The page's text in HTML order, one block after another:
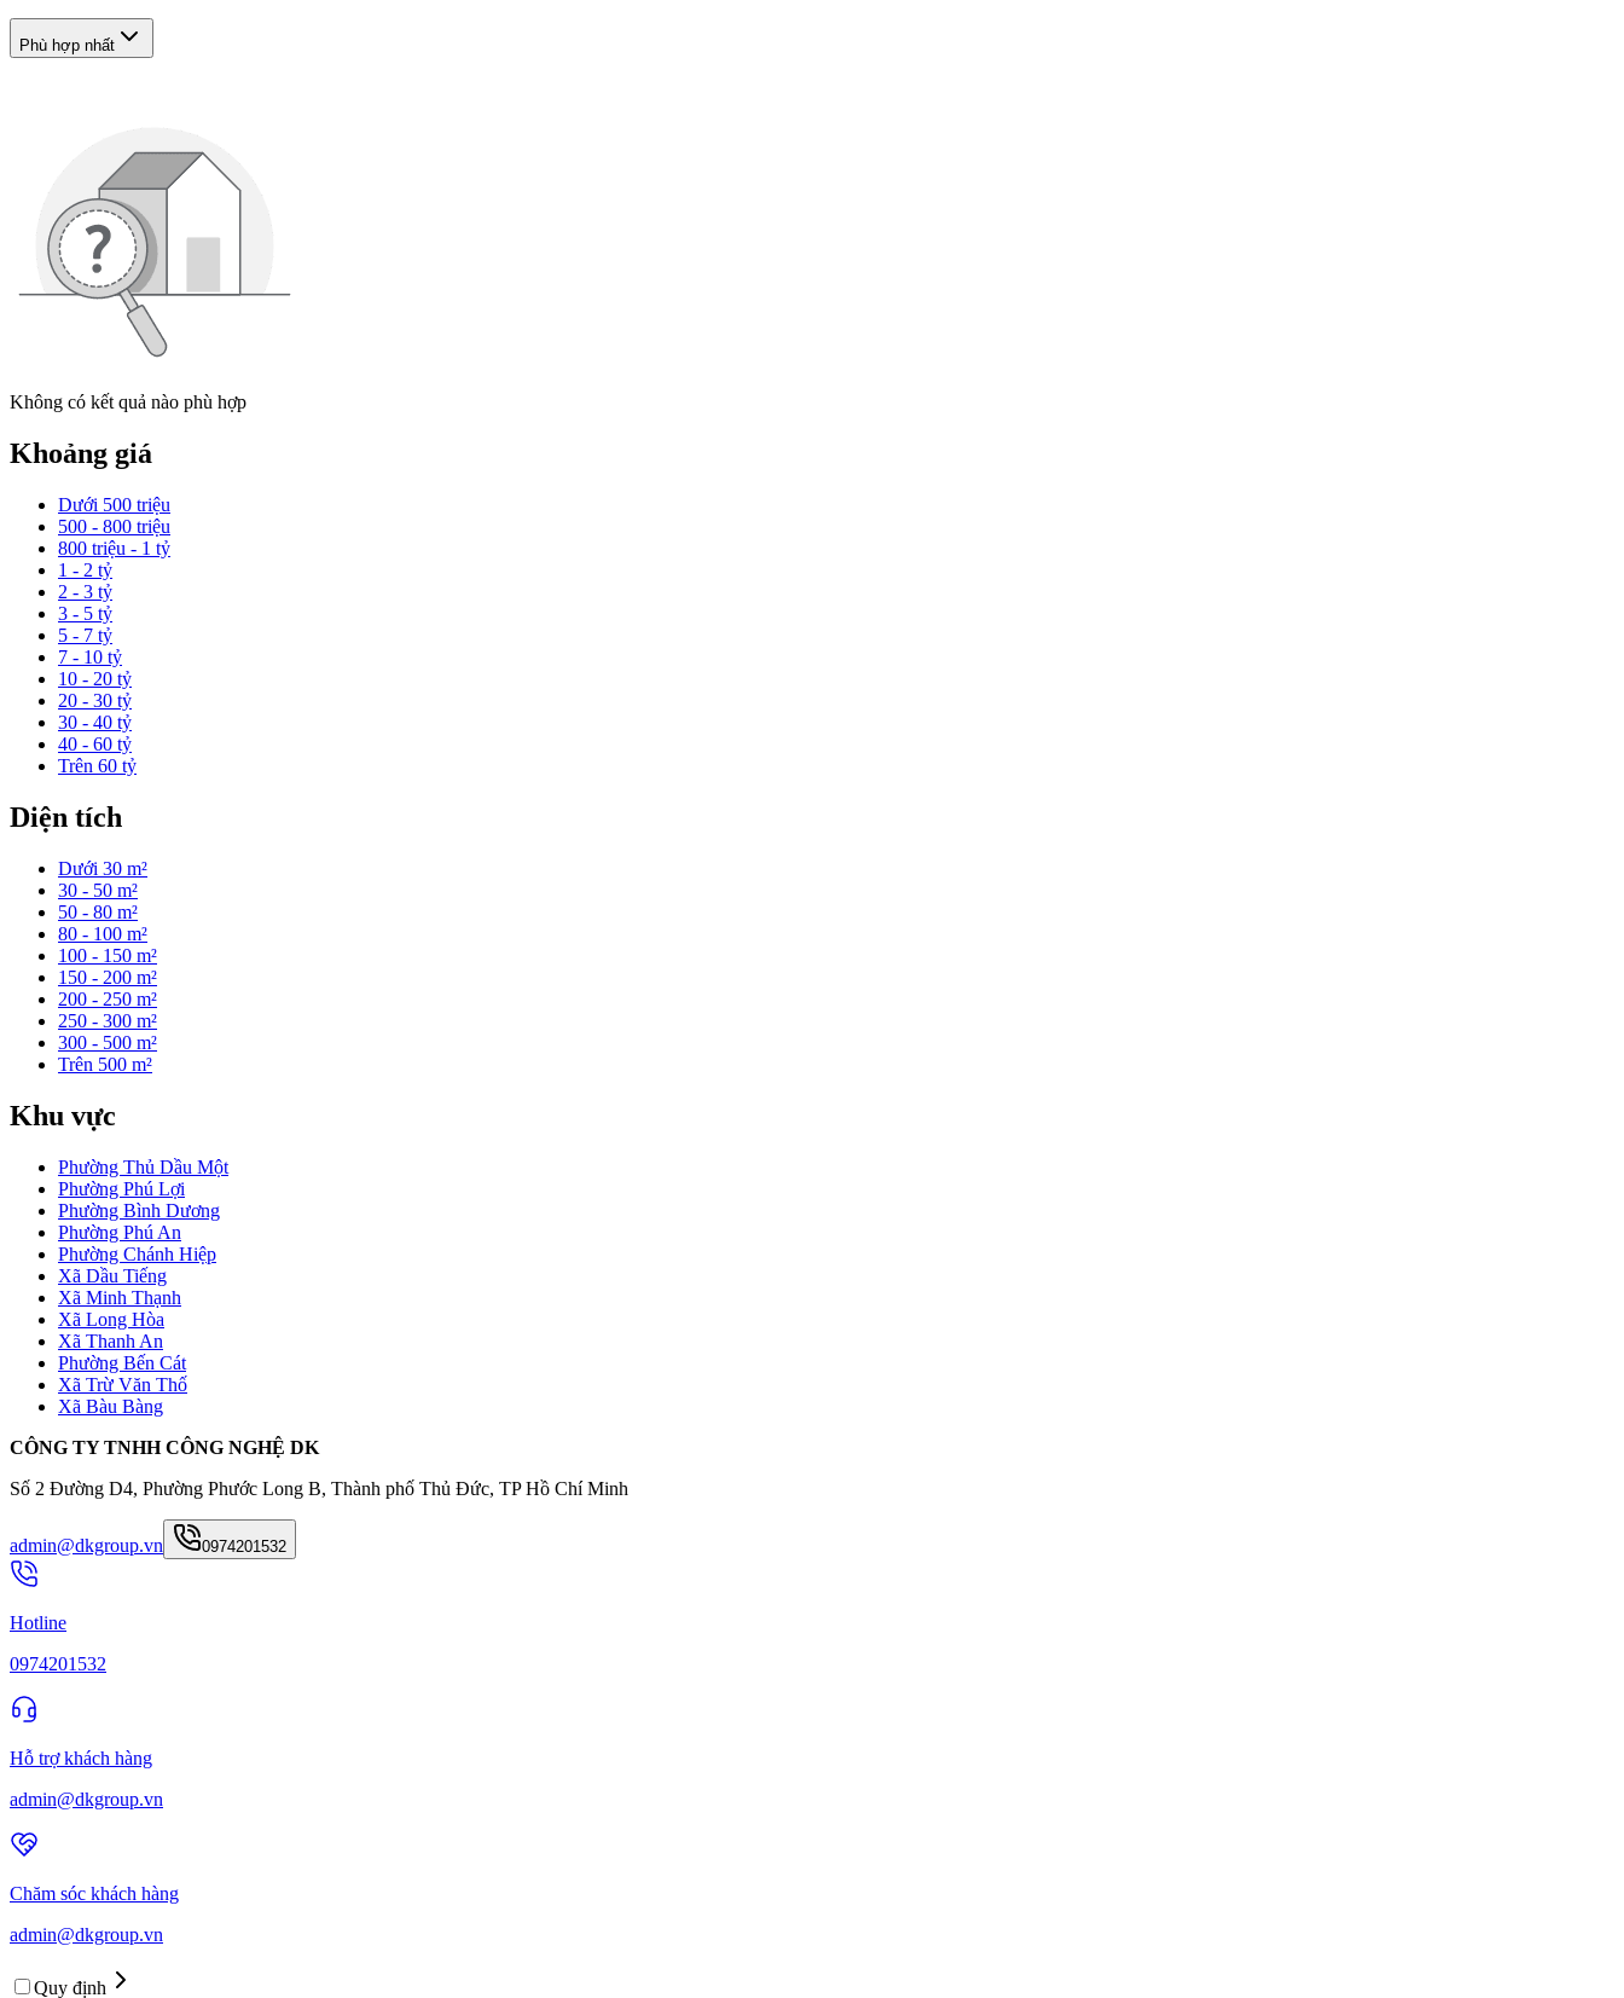
Phù hợp nhất
Không có kết quả nào phù hợp
Khoảng giá
Dưới 500 triệu
500 - 800 triệu
800 triệu - 1 tỷ
1 - 2 tỷ
2 - 3 tỷ
3 - 5 tỷ
5 - 7 tỷ
7 - 10 tỷ
10 - 20 tỷ
20 - 30 tỷ
30 - 40 tỷ
40 - 60 tỷ
Trên 60 tỷ
Diện tích
Dưới 30 m²
30 - 50 m²
50 - 80 m²
80 - 100 m²
100 - 150 m²
150 - 200 m²
200 - 250 m²
250 - 300 m²
300 - 500 m²
Trên 500 m²
Khu vực
Phường Thủ Dầu Một
Phường Phú Lợi
Phường Bình Dương
Phường Phú An
Phường Chánh Hiệp
Xã Dầu Tiếng
Xã Minh Thạnh
Xã Long Hòa
Xã Thanh An
Phường Bến Cát
Xã Trừ Văn Thố
Xã Bàu Bàng
CÔNG TY TNHH CÔNG NGHỆ DK
Số 2 Đường D4, Phường Phước Long B, Thành phố Thủ Đức, TP Hồ Chí Minh
admin@dkgroup.vn 0974201532
Hotline
0974201532
Hỗ trợ khách hàng
admin@dkgroup.vn
Chăm sóc khách hàng
admin@dkgroup.vn
Quy định